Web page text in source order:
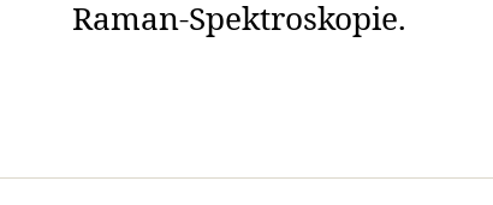
Raman-Spektroskopie.